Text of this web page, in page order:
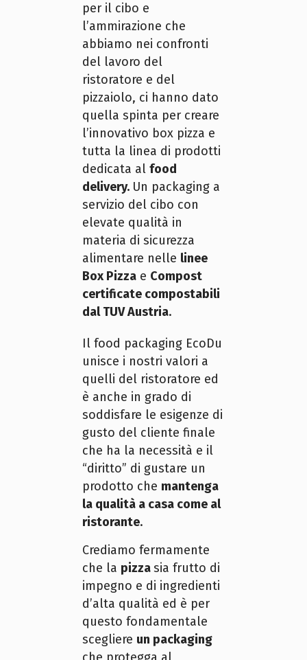
per il cibo e
l’ammirazione che
abbiamo nei confronti
del lavoro del
ristoratore e del
pizzaiolo, ci hanno dato
quella spinta per creare
l’innovativo box pizza e
tutta la linea di prodotti
dedicata al food
delivery. Un packaging a
servizio del cibo con
elevate qualità in
materia di sicurezza
alimentare nelle linee
Box Pizza e Compost
certificate compostabili
dal TUV Austria.
Il food packaging EcoDu
unisce i nostri valori a
quelli del ristoratore ed
è anche in grado di
soddisfare le esigenze di
gusto del cliente finale
che ha la necessità e il
“diritto” di gustare un
prodotto che mantenga
la qualità a casa come al
ristorante.
Crediamo fermamente
che la pizzasia frutto di
impegno e di ingredienti
d’alta qualità ed è per
questo fondamentale
scegliere un packaging